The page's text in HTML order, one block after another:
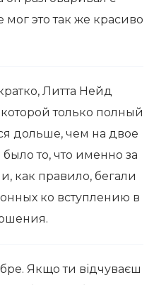
это так же красиво
Литта Нейд
только полный
дольше, чем на двое
то, что именно за
как правило, бегали
ко вступлению в
Якщо ти відчуваєш